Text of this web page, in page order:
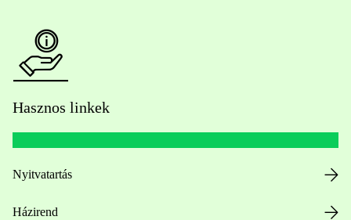
Hasznos linkek
Nyitvatartás
Házirend